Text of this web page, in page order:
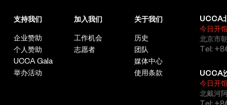
支持我们
企业赞助
个人赞助
UCCA Gala
举办活动
加入我们
工作机会
志愿者
关于我们
历史
团队
媒体中心
使用条款
UCCA
今日开
北京市
Tel:
UCCA
今日开
北戴河
Tel: